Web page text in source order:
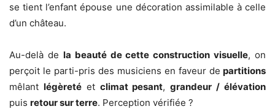
se tient l’enfant épouse une décoration assimilable à celle
d’un château.
Au-delà de la beauté de cette construction visuelle, on
perçoit le parti-pris des musiciens en faveur de partitions
mêlant légèretéet climat pesant,grandeur / élévation
puis retour sur terre. Perception vérifiée ?